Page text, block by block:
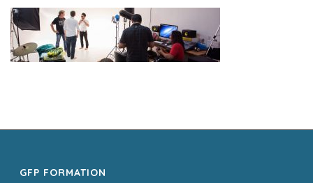
GFP FORMATION